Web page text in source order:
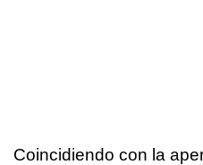
Coincidiendo con la